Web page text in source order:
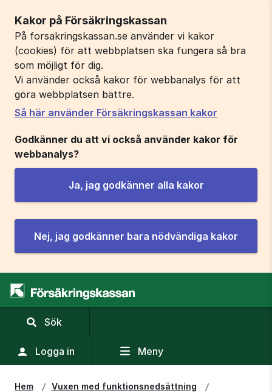
Kakor på Försäkringskassan
På forsakringskassan.se använder vi kakor
(cookies) för att webbplatsen ska fungera så bra
som möjligt för dig.
Vi använder också kakor för webbanalys för att
göra webbplatsen bättre.
Så här använder Försäkringskassan kakor
Godkänner du att vi också använder kakor för
webbanalys?
Ja, jag godkänner alla kakor
Nej, jag godkänner bara nödvändiga kakor
Sök
sökfält
Logga in Meny
Hem Vuxen med funktions­nedsättning